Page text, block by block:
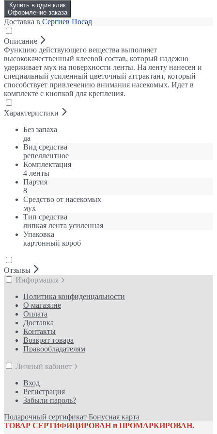
Купить в один клик
Оформление заказа
Доставка в Сергиев Посад
Описание
Функцию действующего вещества выполняет
высококачественный клеевой состав, который надежно
удерживает мух на поверхности ленты. На ленту нанесен и
специальный усиленный цветочный аттрактант, который
способствует привлечению внимания насекомых. Идет в
комплекте с кнопкой для крепления.
Характеристики
Без запаха
да
Вид средства
репеллентное
Комплектация
4 ленты
Партия
8
Средство от насекомых
мух
Тип средства
липкая лента усиленная
Упаковка
картонный короб
Отзывы
Информация
Политика конфиденцальности
О магазине
Оплата
Доставка
Контакты
Возврат товара
Правообладателям
Личный кабинет
Вход
Регистрация
Забыли пароль?
Подарочный сертификат Бонусная карта
ТОВАР СЕРТИФИЦИРОВАН и ПРОМАРКИРОВАН.